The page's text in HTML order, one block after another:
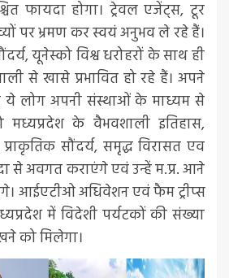
फायदा होगा। ट्रेवल एजेंट्स, टूर
पर भ्रमण कर स्वयं अनुभव ले रहे हैं।
यूनेस्को विश्व धरोहरों के साथ ही
से खासे प्रभावित हो रहे हैं। अपने
लोग अपनी संस्थाओं के माध्यम से
मध्यप्रदेश के वैभवशाली इतिहास,
सौंदर्य, समृद्ध विरासत एव
से अवगत कराएंगे एवं उन्हें म.प्र. आने
आईएटीओ अधिवेशन एवं फैम ट्रीप्स
में विदेशी पर्यटकों की संख्या
को मिलेगा।